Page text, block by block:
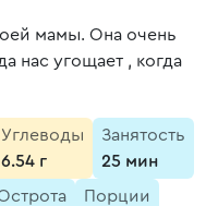
мамы. Она очень
нас угощает , когда
Углеводы
6.54 г
Занятость
25 мин
Порции